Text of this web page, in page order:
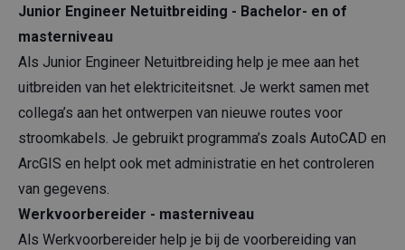
Junior Engineer Netuitbreiding - Bachelor- en of
masterniveau
Als Junior Engineer Netuitbreiding help je mee aan het
uitbreiden van het elektriciteitsnet. Je werkt samen met
collega’s aan het ontwerpen van nieuwe routes voor
stroomkabels. Je gebruikt programma’s zoals AutoCAD en
ArcGIS en helpt ook met administratie en het controleren
van gegevens.
Werkvoorbereider - masterniveau
Als Werkvoorbereider help je bij de voorbereiding van